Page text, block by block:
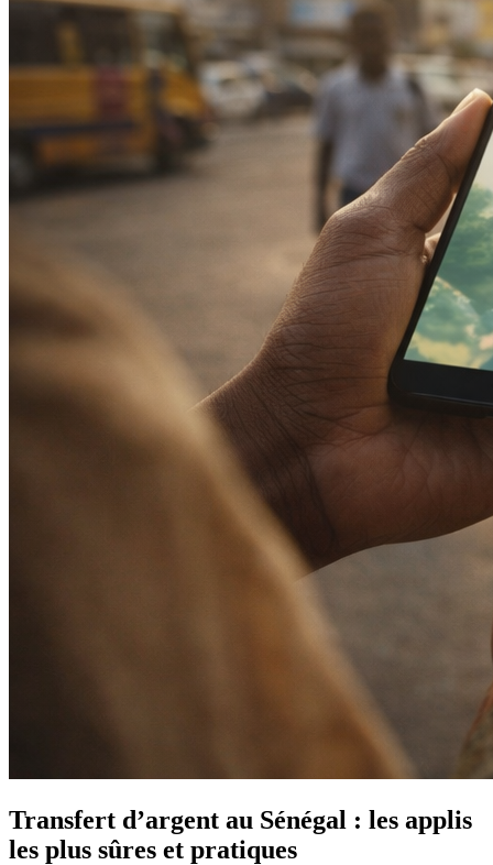
Transfert d’argent au Sénégal : les applis
les plus sûres et pratiques